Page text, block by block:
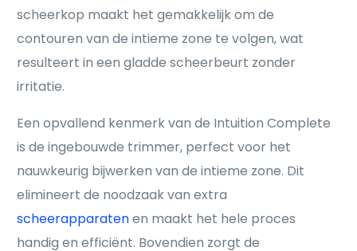
scheerkop maakt het gemakkelijk om de
contouren van de intieme zone te volgen, wat
resulteert in een gladde scheerbeurt zonder
irritatie.
Een opvallend kenmerk van de Intuition Complete
is de ingebouwde trimmer, perfect voor het
nauwkeurig bijwerken van de intieme zone. Dit
elimineert de noodzaak van extra
scheerapparatenen maakt het hele proces
handig en efficiënt. Bovendien zorgt de